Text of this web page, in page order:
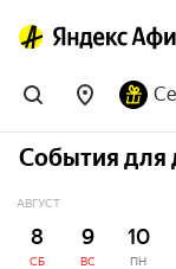
События для
АВГУСТ
8
СБ
9
ВС
10
ПН